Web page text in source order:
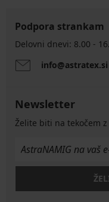
Podpora strankam
Delovni dnevi: 8.00 -
info@astratex.si
Newsletter
Želite biti na tekočem